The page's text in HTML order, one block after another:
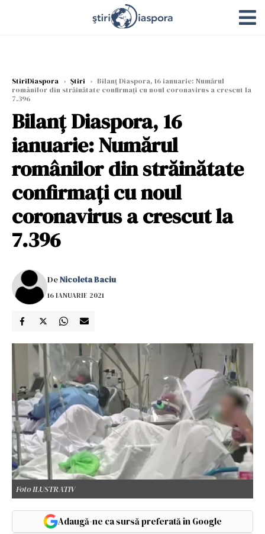
StiriDiaspora › Știri › Bilanț Diaspora, 16 ianuarie: Numărul
românilor din străinătate confirmaţi cu noul coronavirus a crescut la
7.396
Bilanț Diaspora, 16
ianuarie: Numărul
românilor din străinătate
confirmaţi cu noul
coronavirus a crescut la
7.396
DeNicoleta Baciu
16 IANUARIE 2021
Foto ILUSTRATIV
Adaugă-ne ca sursă preferată în Google